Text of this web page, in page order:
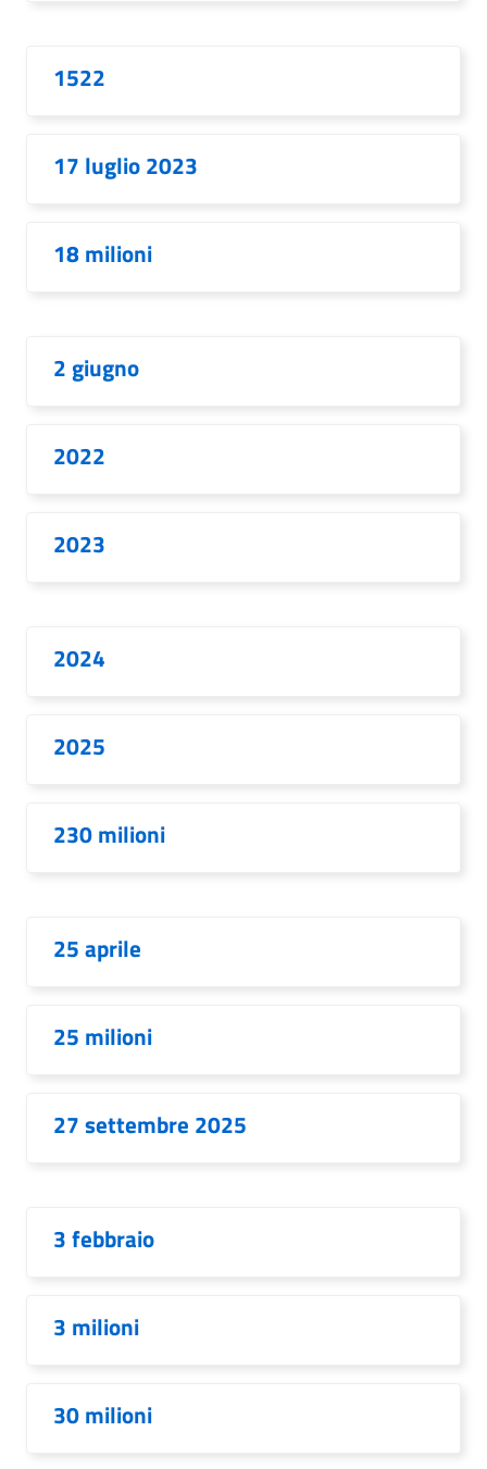
1522
17 luglio 2023
18 milioni
2 giugno
2022
2023
2024
2025
230 milioni
25 aprile
25 milioni
27 settembre 2025
3 febbraio
3 milioni
30 milioni